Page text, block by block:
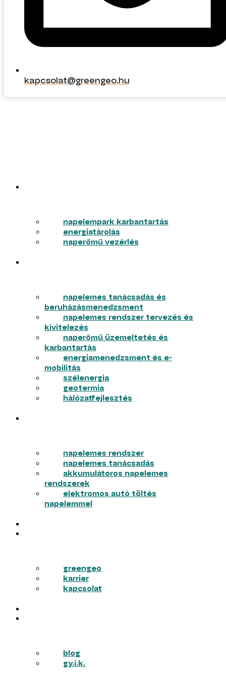
kapcsolat@greengeo.hu
napelempark karbantartás
energiatárolás
naperőmű vezérlés
napelemes tanácsadás és
beruházásmenedzsment
napelemes rendszer tervezés és
kivitelezés
naperőmű üzemeltetés és
karbantartás
energiamenedzsment és e-
mobilitás
szélenergia
geotermia
hálózatfejlesztés
napelemes rendszer
napelemes tanácsadás
akkumulátoros napelemes
rendszerek
elektromos autó töltés
napelemmel
greengeo
karrier
kapcsolat
blog
gy.i.k.